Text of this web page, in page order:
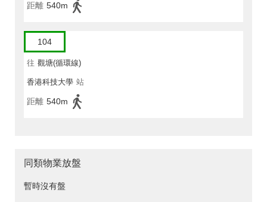
距離 540m
104
往 觀塘(循環線)
香港科技大學 站
距離 540m
同類物業放盤
暫時沒有盤